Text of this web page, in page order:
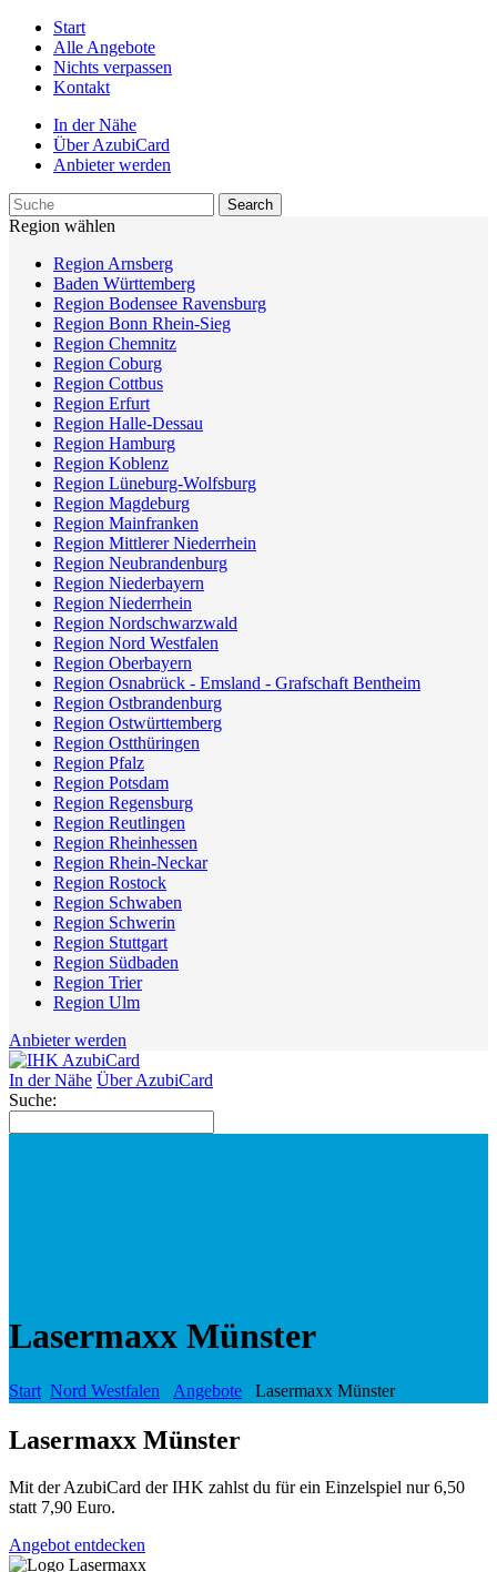
Start
Alle Angebote
Nichts verpassen
Kontakt
In der Nähe
Über AzubiCard
Anbieter werden
Region wählen
Region Arnsberg
Baden Württemberg
Region Bodensee Ravensburg
Region Bonn Rhein-Sieg
Region Chemnitz
Region Coburg
Region Cottbus
Region Erfurt
Region Halle-Dessau
Region Hamburg
Region Koblenz
Region Lüneburg-Wolfsburg
Region Magdeburg
Region Mainfranken
Region Mittlerer Niederrhein
Region Neubrandenburg
Region Niederbayern
Region Niederrhein
Region Nordschwarzwald
Region Nord Westfalen
Region Oberbayern
Region Osnabrück - Emsland - Grafschaft Bentheim
Region Ostbrandenburg
Region Ostwürttemberg
Region Ostthüringen
Region Pfalz
Region Potsdam
Region Regensburg
Region Reutlingen
Region Rheinhessen
Region Rhein-Neckar
Region Rostock
Region Schwaben
Region Schwerin
Region Stuttgart
Region Südbaden
Region Trier
Region Ulm
Anbieter werden
In der Nähe Über AzubiCard
Suche:
Lasermaxx Münster
Start Nord Westfalen Angebote Lasermaxx Münster
Lasermaxx Münster
Mit der AzubiCard der IHK zahlst du für ein Einzelspiel nur 6,50
statt 7,90 Euro.
Angebot entdecken